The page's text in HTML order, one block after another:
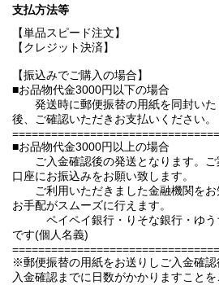
支払方法等
【単品スピード注文】
【クレジット決済】
【振込みでご購入の場合】
■お品物代金3000円以下の場合
発送時に郵便振替の用紙を同封いた
後、ご確認いただきお支払いください。
■お品物代金3000円以上の場合
ご入金確認後の発送となります。ご
口座にお振込みをお願い致します。
ご利用いただきました金融機関をお
お手配がスムーズに行えます。
ペイペイ銀行・りそな銀行・ゆう
です(個人名義)
※郵便振替の用紙をお送りしご入金確
入金確認までに日数がかかりますことを